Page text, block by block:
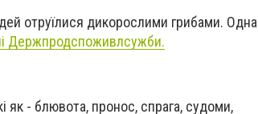
отруїлися дикорослими грибами. Одна
Держпродспоживлсужби.
як - блювота, пронос, спрага, судоми,